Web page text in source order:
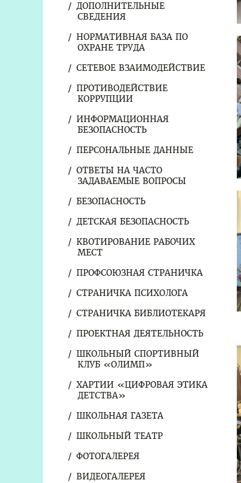
ДОПОЛНИТЕЛЬНЫЕ
СВЕДЕНИЯ
НОРМАТИВНАЯ БАЗА ПО
ОХРАНЕ ТРУДА
СЕТЕВОЕ ВЗАИМОДЕЙСТВИЕ
ПРОТИВОДЕЙСТВИЕ
КОРРУПЦИИ
ИНФОРМАЦИОННАЯ
БЕЗОПАСНОСТЬ
ПЕРСОНАЛЬНЫЕ ДАННЫЕ
ОТВЕТЫ НА ЧАСТО
ЗАДАВАЕМЫЕ ВОПРОСЫ
БЕЗОПАСНОСТЬ
ДЕТСКАЯ БЕЗОПАСНОСТЬ
КВОТИРОВАНИЕ РАБОЧИХ
МЕСТ
ПРОФСОЮЗНАЯ СТРАНИЧКА
СТРАНИЧКА ПСИХОЛОГА
СТРАНИЧКА БИБЛИОТЕКАРЯ
ПРОЕКТНАЯ ДЕЯТЕЛЬНОСТЬ
ШКОЛЬНЫЙ СПОРТИВНЫЙ
КЛУБ «ОЛИМП»
ХАРТИИ «ЦИФРОВАЯ ЭТИКА
ДЕТСТВА»
ШКОЛЬНАЯ ГАЗЕТА
ШКОЛЬНЫЙ ТЕАТР
ФОТОГАЛЕРЕЯ
ВИДЕОГАЛЕРЕЯ